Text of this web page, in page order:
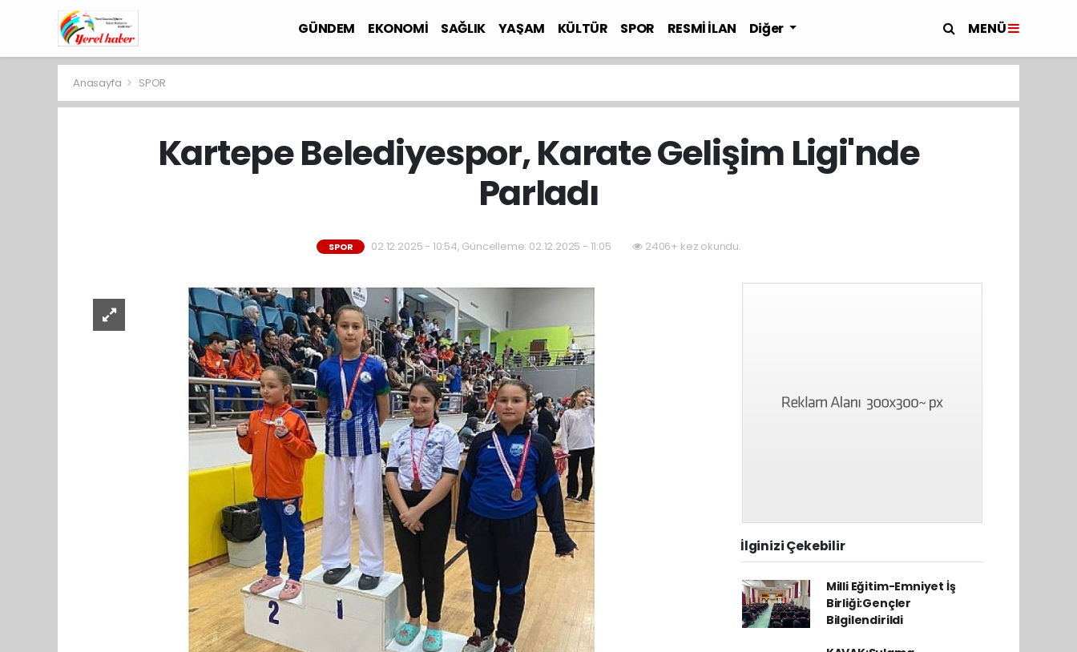
GÜNDEM EKONOMİ SAĞLIK YAŞAM KÜLTÜR SPOR RESMİ İLAN Diğer MENÜ
Anasayfa SPOR
Kartepe Belediyespor, Karate Gelişim Ligi'nde
Parladı
SPOR 02.12.2025 - 10:54, Güncelleme: 02.12.2025 - 11:05 2406+ kez okundu.
İlginizi Çekebilir
Milli Eğitim-Emniyet İş
Birliği:Gençler
Bilgilendirildi